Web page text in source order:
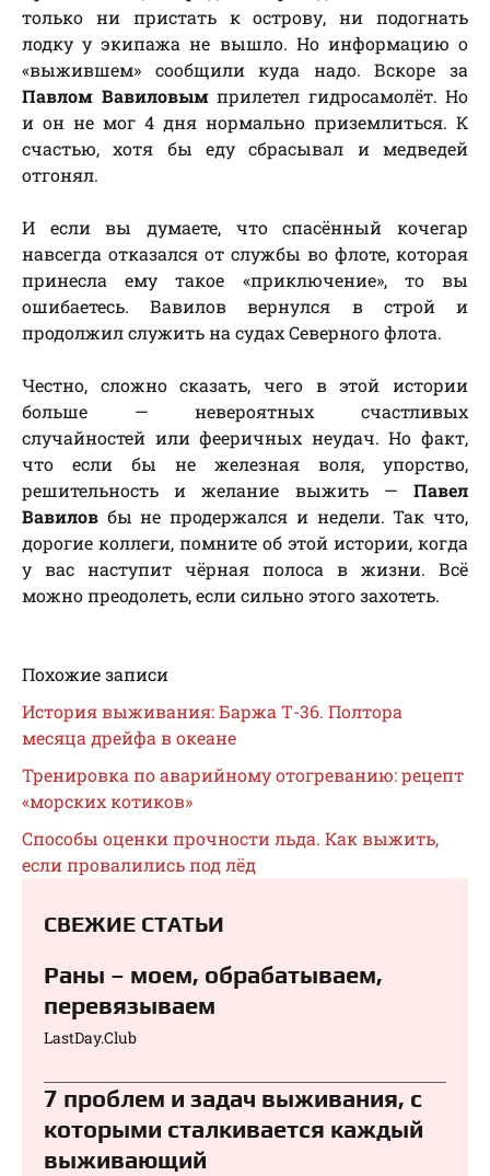
только ни пристать к острову, ни подогнать
лодку у экипажа не вышло. Но информацию о
«выжившем» сообщили куда надо. Вскоре за
Павлом Вавиловымприлетел гидросамолёт. Но
и он не мог 4 дня нормально приземлиться. К
счастью, хотя бы еду сбрасывал и медведей
отгонял.
И если вы думаете, что спасённый кочегар
навсегда отказался от службы во флоте, которая
принесла ему такое «приключение», то вы
ошибаетесь. Вавилов вернулся в строй и
продолжил служить на судах Северного флота.
Честно, сложно сказать, чего в этой истории
больше — невероятных счастливых
случайностей или фееричных неудач. Но факт,
что если бы не железная воля, упорство,
решительность и желание выжить — Павел
Вавилов бы не продержался и недели. Так что,
дорогие коллеги, помните об этой истории, когда
у вас наступит чёрная полоса в жизни. Всё
можно преодолеть, если сильно этого захотеть.
Похожие записи
История выживания: Баржа Т-36. Полтора
месяца дрейфа в океане
Тренировка по аварийному отогреванию: рецепт
«морских котиков»
Способы оценки прочности льда. Как выжить,
если провалились под лёд
СВЕЖИЕ СТАТЬИ
Раны – моем, обрабатываем,
перевязываем⁠⁠
LastDay.Club
7 проблем и задач выживания, с
которыми сталкивается каждый
выживающий